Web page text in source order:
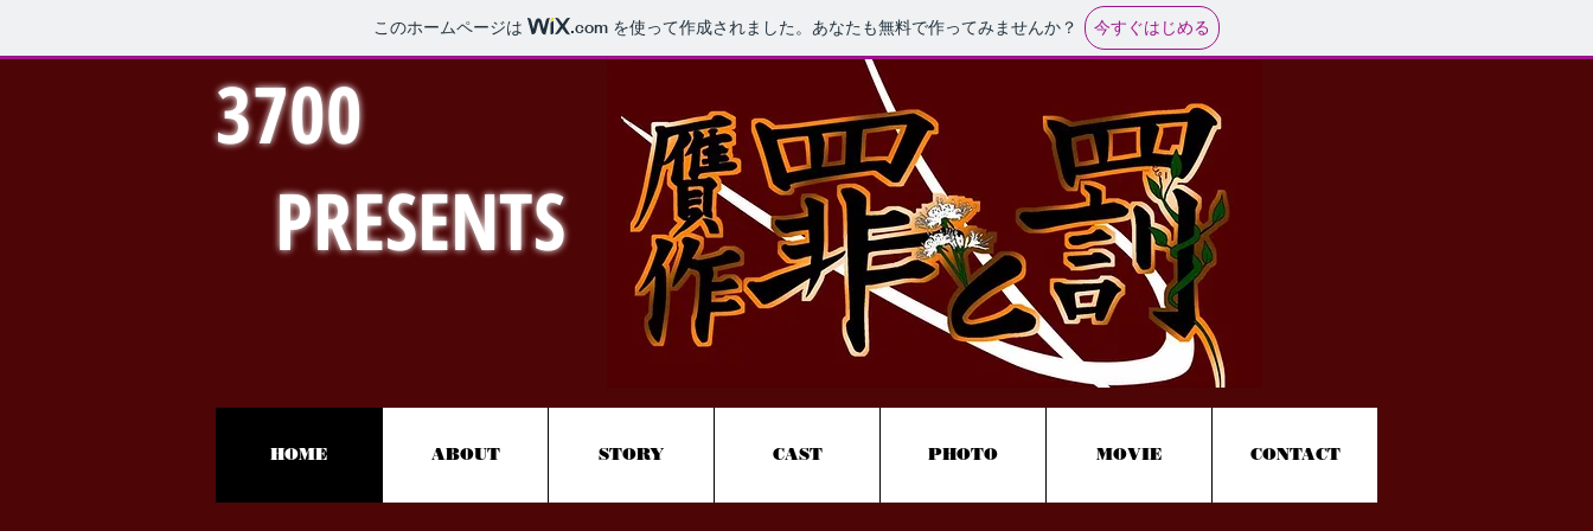
このホームページは .com を使って作成されました。あなたも無料で作ってみませんか？ 今すぐはじめる
3700
PRESENTS
HOME ABOUT STORY CAST PHOTO MOVIE CONTACT